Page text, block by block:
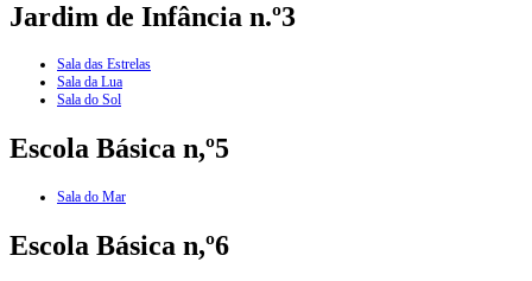
Jardim de Infância n.º3
Sala das Estrelas
Sala da Lua
Sala do Sol
Escola Básica n,º5
Sala do Mar
Escola Básica n,º6